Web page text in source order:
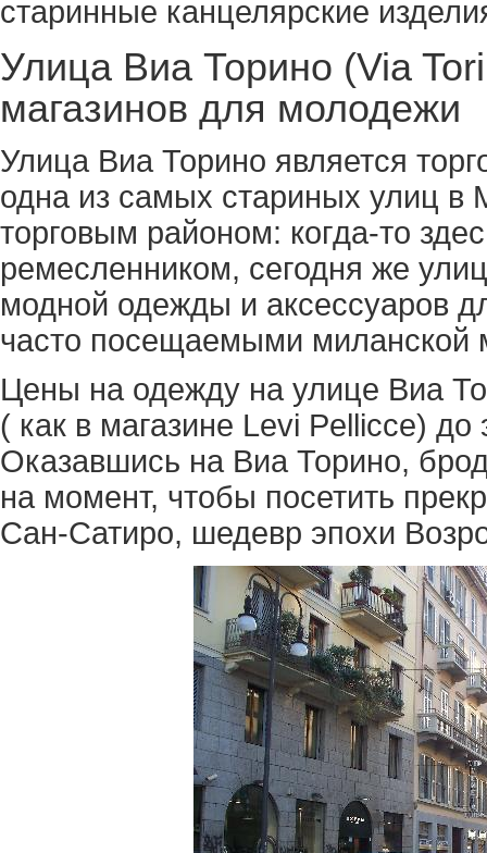
старинные канцелярские
Улица Виа Торино (Via
магазинов для молодежи
Улица Виа Торино является
одна из самых стариных улиц в
торговым районом: когда-то
ремесленником, сегодня же
модной одежды и аксессуаров
часто посещаемыми миланской
Цены на одежду на улице Виа
( как в магазине Levi Pellicce)
Оказавшись на Виа Торино,
на момент, чтобы посетить
Сан-Сатиро, шедевр эпохи